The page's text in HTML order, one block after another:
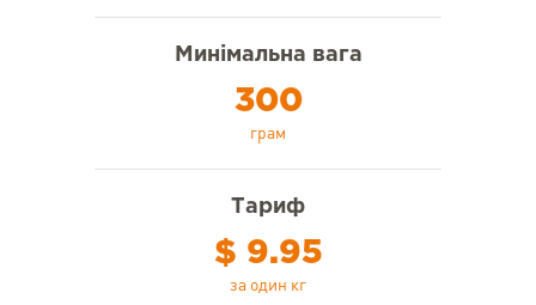
Минімальна вага
300
грам
Тариф
$ 9.95
за один кг